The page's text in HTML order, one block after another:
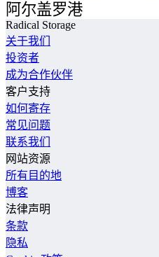
阿尔盖罗港
Radical Storage
关于我们
投资者
成为合作伙伴
客户支持
如何寄存
常见问题
联系我们
网站资源
所有目的地
博客
法律声明
条款
隐私